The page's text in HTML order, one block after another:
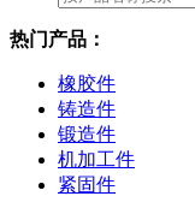
热门产品：
橡胶件
铸造件
锻造件
机加工件
紧固件